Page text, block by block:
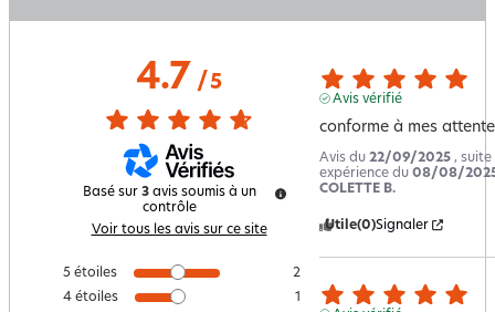
4.7/ 5
Basé sur 3 avis soumis à un
contrôle
Voir tous les avis sur ce site
5 étoiles
2
4 étoiles
1
Avis vérifié
conforme à mes
Avis du 22/09/2025 , suite
expérience du 08/08/
COLETTE B.
Utile(0)Signaler